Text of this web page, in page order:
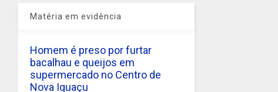
Matéria em evidência
Homem é preso por furtar
bacalhau e queijos em
supermercado no Centro de
Nova Iguaçu